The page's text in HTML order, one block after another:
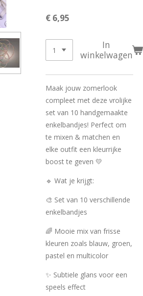
€ 6,95
In
winkelwagen
Maak jouw zomerlook
compleet met deze vrolijke
set van 10 handgemaakte
enkelbandjes! Perfect om
te mixen & matchen en
elke outfit een kleurrijke
boost te geven 💛
🔹 Wat je krijgt:
🎨 Set van 10 verschillende
enkelbandjes
🌈 Mooie mix van frisse
kleuren zoals blauw, groen,
pastel en multicolor
✨ Subtiele glans voor een
speels effect